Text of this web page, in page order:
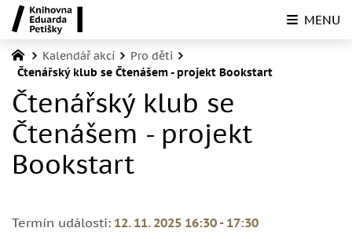
Kalendář akcí
Pro děti
Čtenářský klub se Čtenášem - projekt Bookstart
Čtenářský klub se
Čtenášem - projekt
Bookstart
Termín události: 12. 11. 2025 16:30 - 17:30
MENU